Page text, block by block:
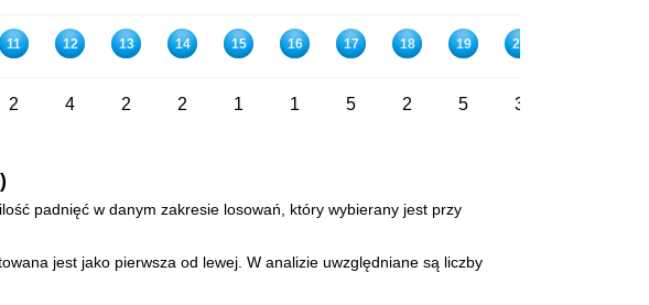
11 12 13 14 15 16 17 18 19 20
2 4 2 2 1 1 5 2 5 3
padnięć w danym zakresie losowań, który wybierany jest przy
jest jako pierwsza od lewej. W analizie uwzględniane są liczby